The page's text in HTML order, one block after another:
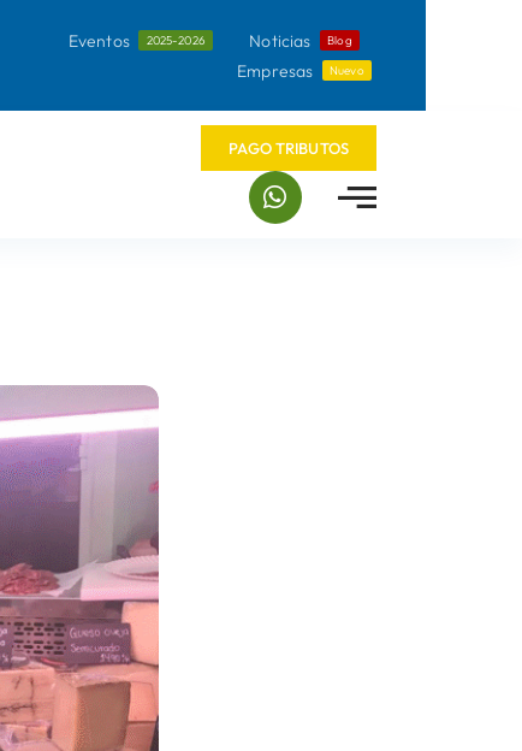
Eventos 2025-2026 Noticias Blog
Empresas Nuevo
PAGO TRIBUTOS